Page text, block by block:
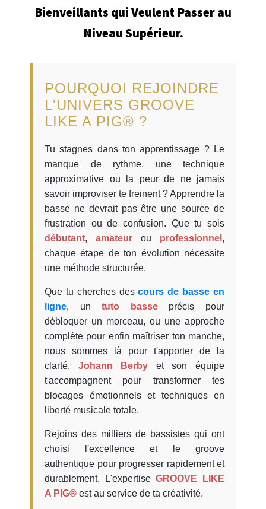
Bienveillants qui Veulent Passer au
Niveau Supérieur.
POURQUOI REJOINDRE
L'UNIVERS GROOVE
LIKE A PIG® ?
Tu stagnes dans ton apprentissage ? Le
manque de rythme, une technique
approximative ou la peur de ne jamais
savoir improviser te freinent ? Apprendre la
basse ne devrait pas être une source de
frustration ou de confusion. Que tu sois
débutant, amateur ou professionnel ,
chaque étape de ton évolution nécessite
une méthode structurée.
Que tu cherches descours de basse en
ligne, untuto basseprécis pour
débloquer un morceau, ou une approche
complète pour enfin maîtriser ton manche,
nous sommes là pour t'apporter de la
clarté. Johann Berby et son équipe
t'accompagnent pour transformer tes
blocages émotionnels et techniques en
liberté musicale totale.
Rejoins des milliers de bassistes qui ont
choisi l'excellence et le groove
authentique pour progresser rapidement et
durablement. L'expertiseGROOVE LIKE
A PIG® est au service de ta créativité.